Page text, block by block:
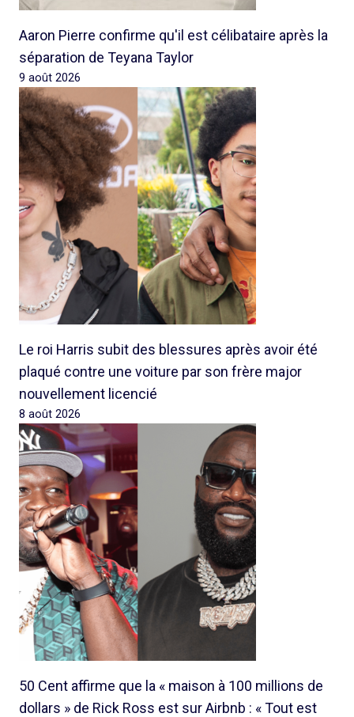
Aaron Pierre confirme qu'il est célibataire après la
séparation de Teyana Taylor
9 août 2026
Le roi Harris subit des blessures après avoir été
plaqué contre une voiture par son frère major
nouvellement licencié
8 août 2026
50 Cent affirme que la « maison à 100 millions de
dollars » de Rick Ross est sur Airbnb : « Tout est